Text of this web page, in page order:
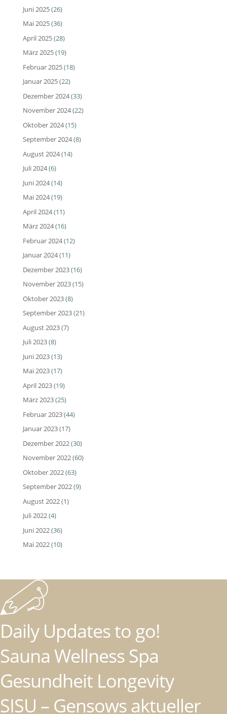
Juni 2025(26)
Mai 2025(36)
April 2025(28)
März 2025(19)
Februar 2025(18)
Januar 2025(22)
Dezember 2024(33)
November 2024(22)
Oktober 2024(15)
September 2024(8)
August 2024(14)
Juli 2024(6)
Juni 2024(14)
Mai 2024(19)
April 2024(11)
März 2024(16)
Februar 2024(12)
Januar 2024(11)
Dezember 2023(16)
November 2023(15)
Oktober 2023(8)
September 2023(21)
August 2023(7)
Juli 2023(8)
Juni 2023(13)
Mai 2023(17)
April 2023(19)
März 2023(25)
Februar 2023(44)
Januar 2023(17)
Dezember 2022(30)
November 2022(60)
Oktober 2022(63)
September 2022(9)
August 2022(1)
Juli 2022(4)
Juni 2022(36)
Mai 2022(10)
Daily Updates to go!
Sauna Wellness Spa
Gesundheit Longevity
SISU – Gensows aktueller